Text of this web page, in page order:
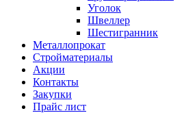
Уголок
Швеллер
Шестигранник
Металлопрокат
Стройматериалы
Акции
Контакты
Закупки
Прайс лист